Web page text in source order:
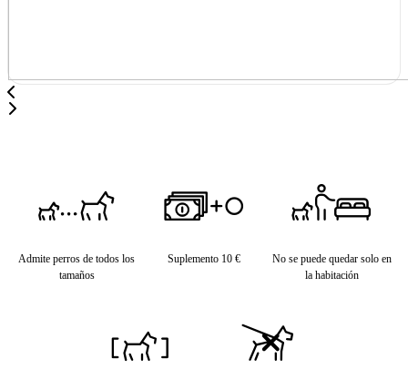
Admite perros de todos los
tamaños
Suplemento 10 €
No se puede quedar solo en
la habitación